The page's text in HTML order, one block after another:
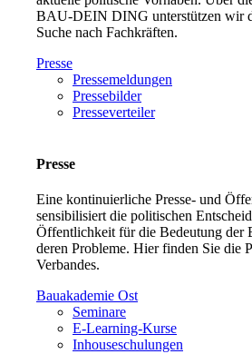
BAU-DEIN DING unterstützen wir
Suche nach Fachkräften.
Presse
Pressemeldungen
Pressebilder
Presseverteiler
Presse
Eine kontinuierliche Presse- und
sensibilisiert die politischen
Öffentlichkeit für die Bedeutung der
deren Probleme. Hier finden Sie die
Verbandes.
Bauakademie Ost
Seminare
E-Learning-Kurse
Inhouseschulungen